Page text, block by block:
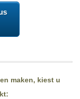
maken, kiest u